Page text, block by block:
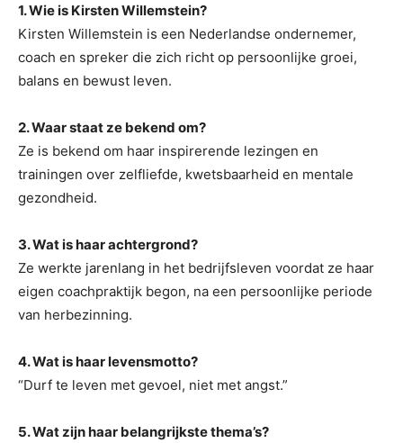
1. Wie is Kirsten Willemstein?
Kirsten Willemstein is een Nederlandse ondernemer,
coach en spreker die zich richt op persoonlijke groei,
balans en bewust leven.
2. Waar staat ze bekend om?
Ze is bekend om haar inspirerende lezingen en
trainingen over zelfliefde, kwetsbaarheid en mentale
gezondheid.
3. Wat is haar achtergrond?
Ze werkte jarenlang in het bedrijfsleven voordat ze haar
eigen coachpraktijk begon, na een persoonlijke periode
van herbezinning.
4. Wat is haar levensmotto?
“Durf te leven met gevoel, niet met angst.”
5. Wat zijn haar belangrijkste thema’s?